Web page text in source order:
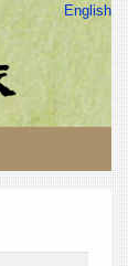
English